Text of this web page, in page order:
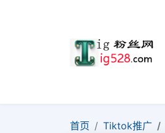
首页 Tiktok推广